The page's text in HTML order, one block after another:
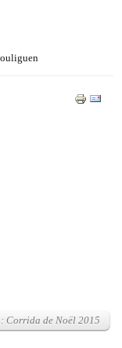
Corrida de Noël 2015